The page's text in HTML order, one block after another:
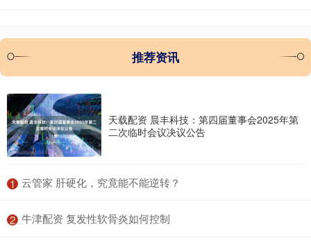
推荐资讯
天载配资 晨丰科技：第四届董事会2025年第
二次临时会议决议公告
1 ​云管家 肝硬化，究竟能不能逆转？
2 ​牛津配资 复发性软骨炎如何控制